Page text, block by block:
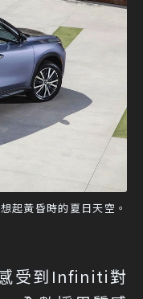
起黃昏時的夏日天空。
受到Infiniti對